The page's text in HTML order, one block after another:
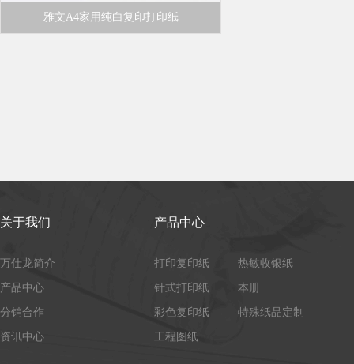
雅文A4家用纯白复印打印纸
关于我们
万仕龙简介
产品中心
分销合作
资讯中心
产品中心
打印复印纸
热敏收银纸
针式打印纸
本册
彩色复印纸
特殊纸品定制
工程图纸